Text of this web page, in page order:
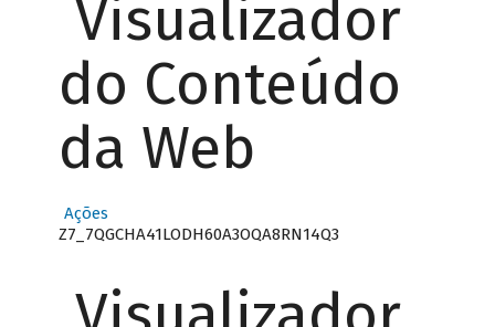
Visualizador
do Conteúdo
da Web
Ações
Z7_7QGCHA41LODH60A3OQA8RN14Q3